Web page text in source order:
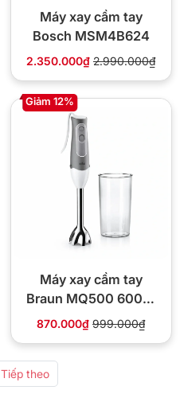
Máy xay cầm tay
Bosch MSM4B624
2.350.000₫ 2.990.000₫
Giảm 12%
Máy xay cầm tay
Braun MQ500 600W
Bell-shaped
870.000₫ 999.000₫
Tiếp theo